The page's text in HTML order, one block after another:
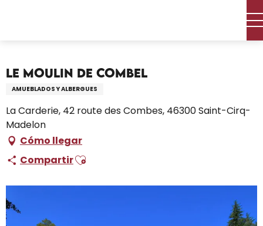
Le Moulin De Combel
AMUEBLADOS Y ALBERGUES
La Carderie, 42 route des Combes, 46300 Saint-Cirq-
Madelon
Cómo llegar
CompartirAjouter aux favoris